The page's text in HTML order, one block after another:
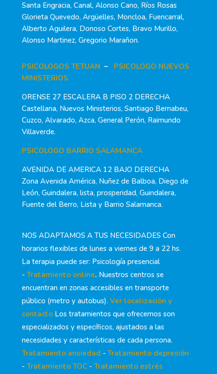
Santa Engracia, Canal, Alonso Cano, Ríos Rosas
Glorieta Quevedo, Argüelles, Moncloa, Fuencarral,
Alberto Aguilera, Donoso Cortes, Bravo Murillo,
Alonso Martinez, Gregorio Marañon.
PSICOLOGOS TETUAN – PSICOLOGO NUEVOS
MINISTERIOS
ORENSE 27 ESCALERA B PISO 2 DERECHA
Castellana, Nuevos Ministerios, Santiago Bernabeu,
Cuzco, Alvarado, Azca, General Perón, Raimundo
Villaverde.
PSICOLOGO BARRIO SALAMANCA
AVENIDA DE AMERICA 12 BAJO DERECHA
Zona Avenida América, Nuñez de Balboa, Diego de
León, Guindalera, lista, prosperidad, Guindalera,
Fuente del Berro, Lista y Barrio Salamanca.
NOS ADAPTAMOS A TUS NECESIDADES Con
horarios flexibles de lunes a viernes de 9 a 22 hs.
La terapia puede ser: Psicología presencial
- Tratamiento online. Nuestros centros se
encuentran en zonas accesibles en transporte
público (metro y autobus). Ver localización y
contactoLos tratamientos que ofrecemos son
especializados y específicos, ajustados a las
necesidades y características de cada persona.
Tratamiento ansiedad - Tratamiento depresión
- Tratamiento TOC- Tratamiento estrés